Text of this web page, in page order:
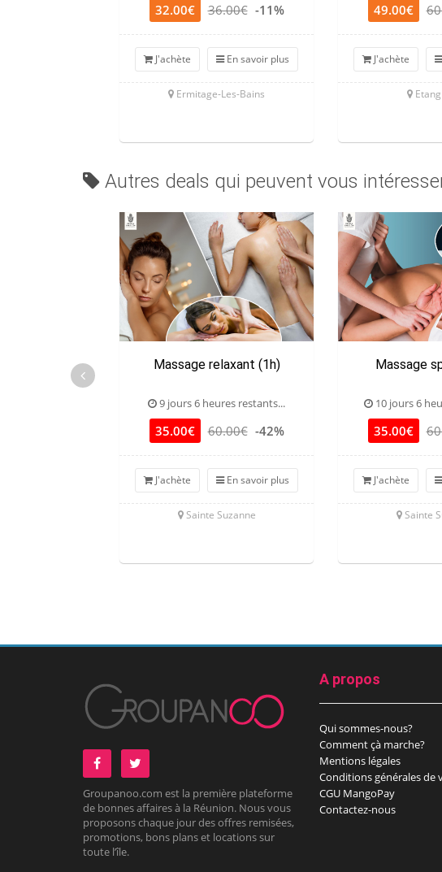
32.00€ 36.00€ -11%
J'achète En savoir plus
Ermitage-Les-Bains
49.00€
J'achète
Autres deals qui peuvent vous
Massage relaxant (1h)
9 jours 6 heures restants...
35.00€ 60.00€ -42%
J'achète En savoir plus
Sainte Suzanne
Massage
10 jours 6
35.00€
J'achète
Sainte
Groupanoo.com est la première plateforme
de bonnes affaires à la Réunion. Nous vous
proposons chaque jour des offres remisées,
promotions, bons plans et locations sur
toute l’île.
A propos
Qui sommes-nous?
Comment çà marche?
Mentions légales
Conditions générales de
CGU MangoPay
Contactez-nous